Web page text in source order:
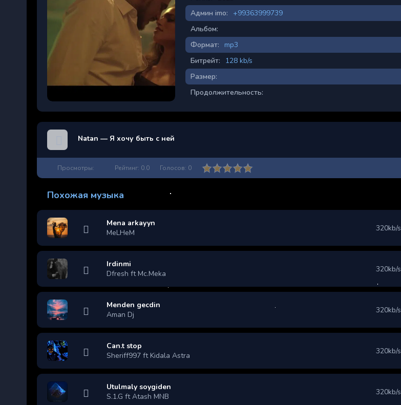
Админ imo:
+99363999739
Альбом:
Формат:
mp3
Битрейт:
128 kb/s
Размер:
Продолжительность:
Natan — Я хочу быть с ней
Просмотры: Рейтинг: 0.0 Голосов: 0
Похожая музыка
Mena arkayyn
MeLHeM
320kb/s
Irdinmi
Dfresh ft Mc.Meka
320kb/s
Menden gecdin
Aman Dj
320kb/s
Can.t stop
Sheriff997 ft Kidala Astra
320kb/s
Utulmaly soygiden
S.1.G ft Atash MNB
320kb/s